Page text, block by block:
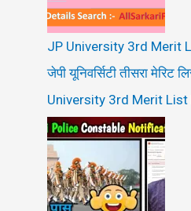
JP University 3rd Merit
जेपी यूनिवर्सिटी तीसरा मेरिट
University 3rd Merit